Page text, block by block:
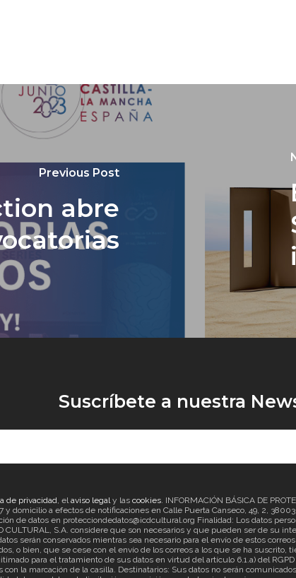
Previous Post
abre
Suscríbete a nuestra
de privacidad, elaviso legaly las cookies. INFORMACIÓN BÁSICA DE
y domicilio a efectos de notificaciones en Calle Puerta Canseco, 49, 2,
de datos en protecciondedatos@icdcultural.org Finalidad: Los datos
CULTURAL, S.A. considere que son necesarios y que pueden ser de su
serán conservados mientras sea necesario para el envío de estos
o bien, que se cese con el envío de los correos a los que se ha
para el tratamiento de sus datos en virtud del artículo 6.1.a) del
la marcación de la casilla. Destinatarios: Sus datos no serán